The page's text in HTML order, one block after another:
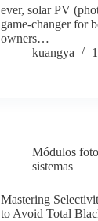
ever, solar PV
game-changer for
owners…
kuangya
Módulos
sistemas
Mastering
to Avoid Total